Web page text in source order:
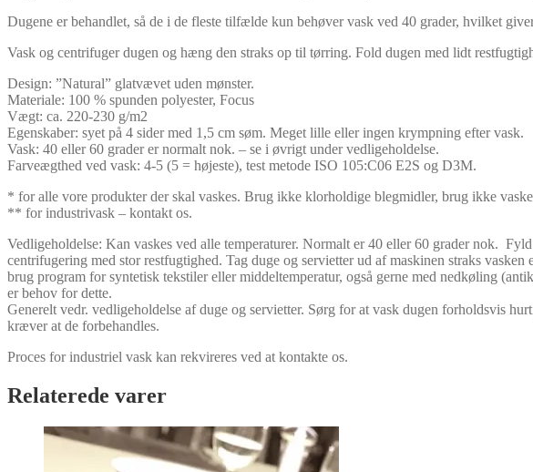
Dugene er behandlet, så de i de fleste tilfælde kun behøver vask ved 40 grader, hvilket
Vask og centrifuger dugen og hæng den straks op til tørring. Fold dugen med lidt
Design: ”Natural” glatvævet uden mønster.
Materiale: 100 % spunden polyester, Focus
Vægt: ca. 220-230 g/m2
Egenskaber: syet på 4 sider med 1,5 cm søm. Meget lille eller ingen krympning efter vask.
Vask: 40 eller 60 grader er normalt nok. – se i øvrigt under vedligeholdelse.
Farveægthed ved vask: 4-5 (5 = højeste), test metode ISO 105:C06 E2S og D3M.
* for alle vore produkter der skal vaskes. Brug ikke klorholdige blegmidler, brug ikke
** for industrivask – kontakt os.
Vedligeholdelse: Kan vaskes ved alle temperaturer. Normalt er 40 eller 60 grader nok.
centrifugering med stor restfugtighed. Tag duge og servietter ud af maskinen straks
brug program for syntetisk tekstiler eller middeltemperatur, også gerne med nedkøling
er behov for dette.
Generelt vedr. vedligeholdelse af duge og servietter. Sørg for at vask dugen forholdsvis
kræver at de forbehandles.
Proces for industriel vask kan rekvireres ved at kontakte os.
Relaterede varer